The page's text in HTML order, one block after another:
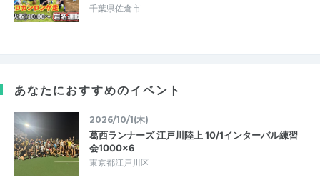
千葉県佐倉市
あなたにおすすめのイベント
2026/10/1(木)
葛西ランナーズ 江戸川陸上 10/1インターバル練習
会1000×6
東京都江戸川区